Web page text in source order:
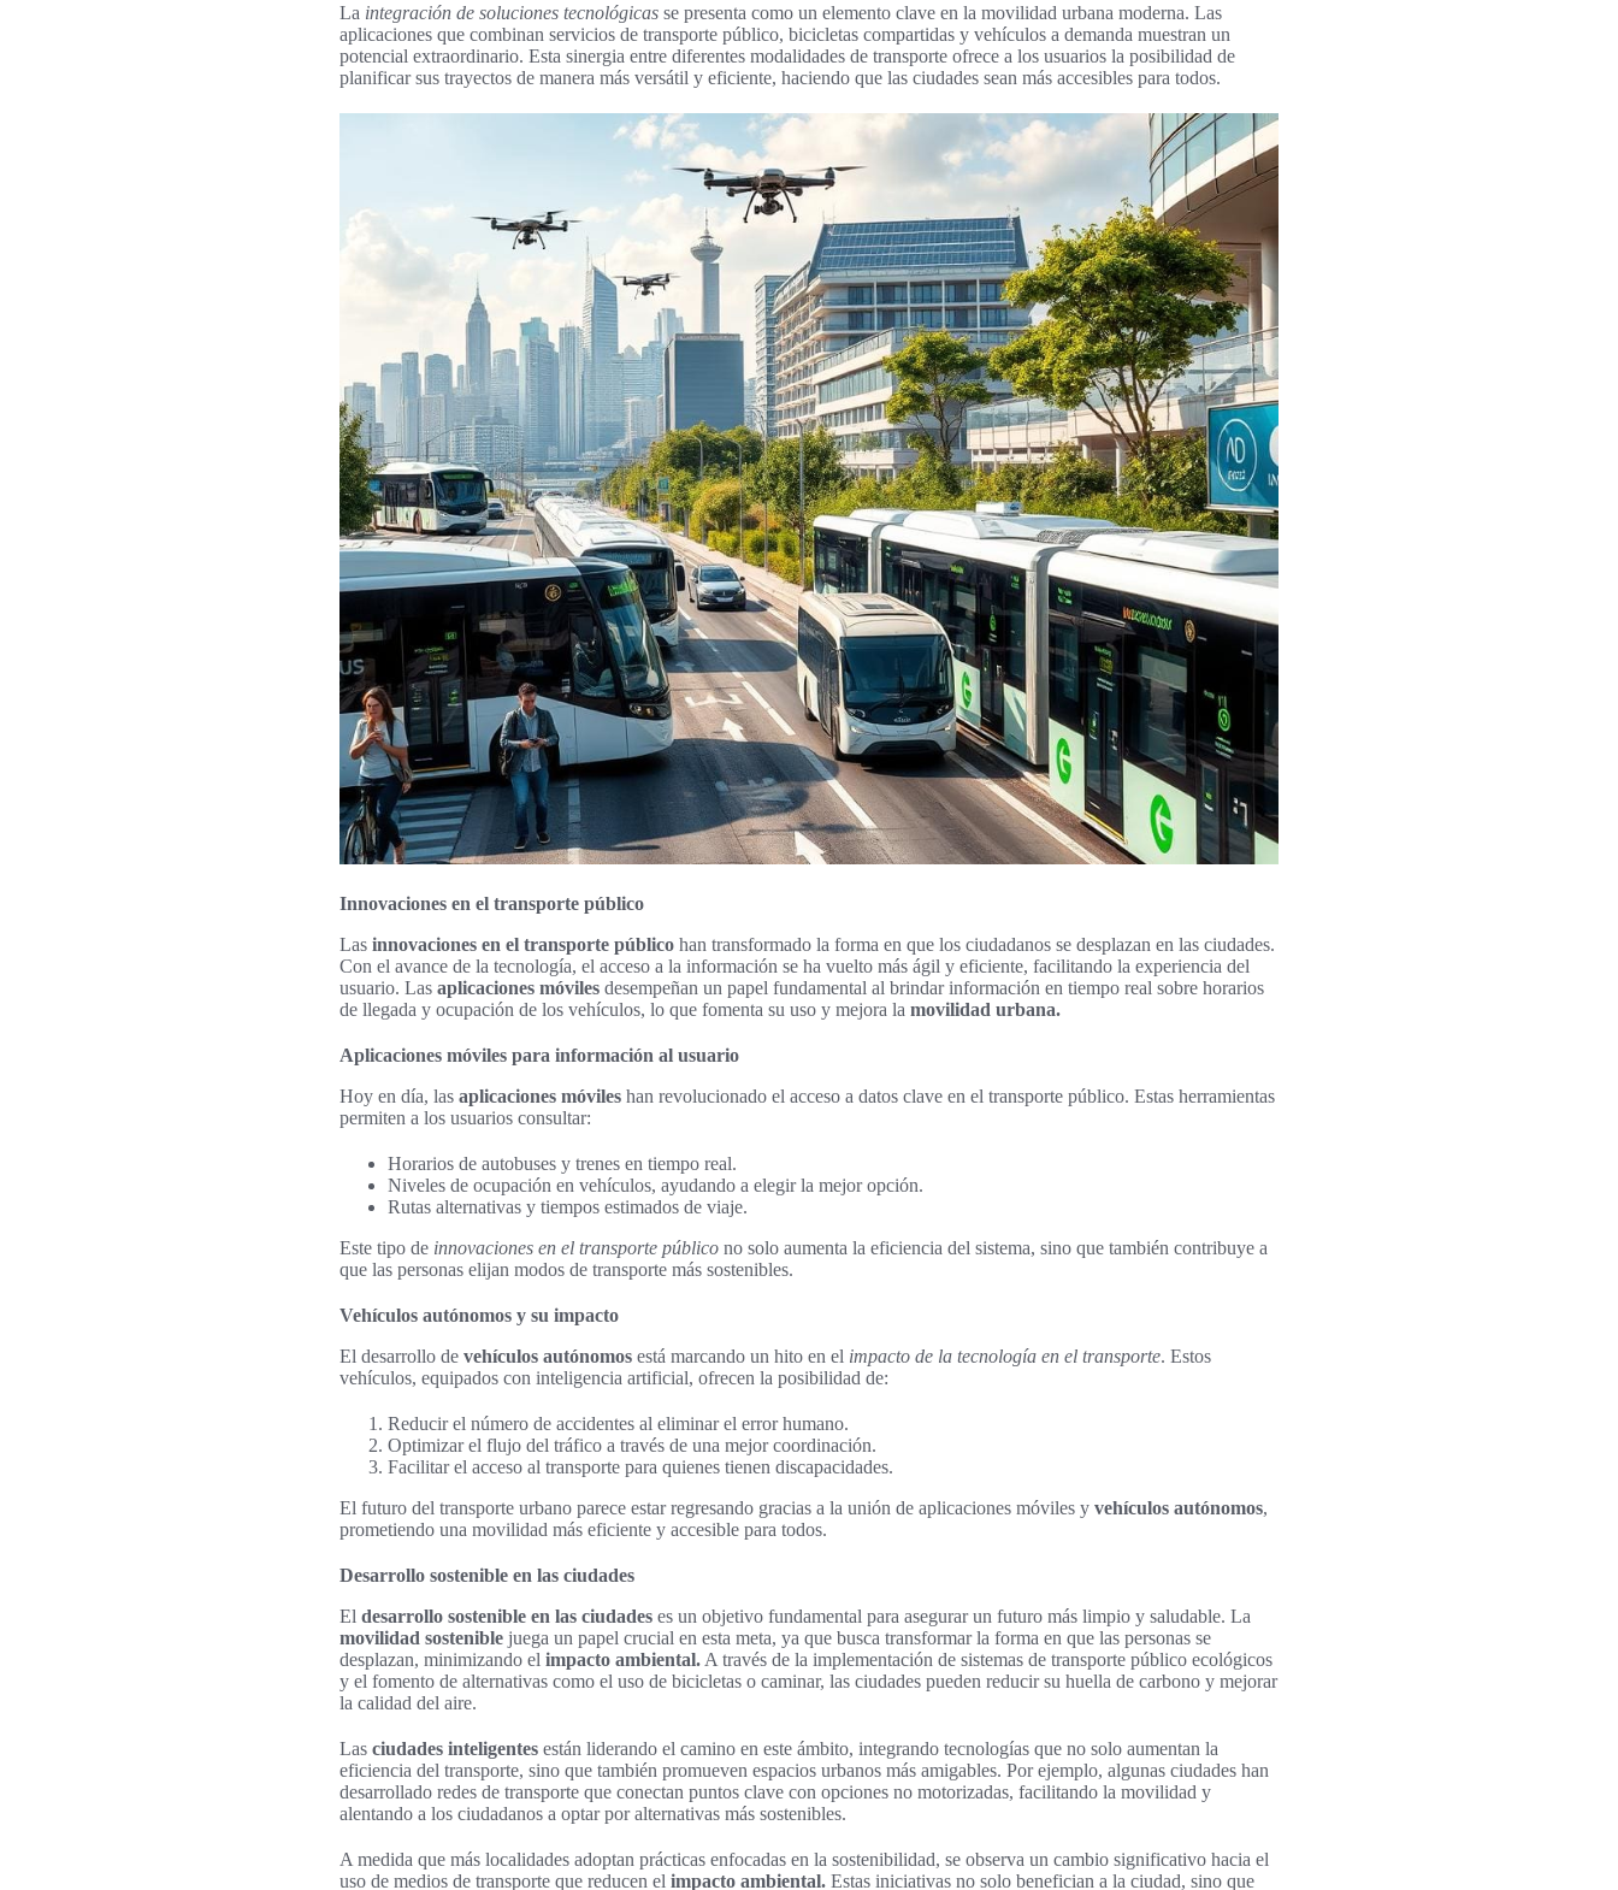
La integración de soluciones tecnológicas se presenta como un elemento clave en la movilidad urbana moderna. Las
aplicaciones que combinan servicios de transporte público, bicicletas compartidas y vehículos a demanda muestran un
potencial extraordinario. Esta sinergia entre diferentes modalidades de transporte ofrece a los usuarios la posibilidad de
planificar sus trayectos de manera más versátil y eficiente, haciendo que las ciudades sean más accesibles para todos.
Innovaciones en el transporte público
Las innovaciones en el transporte público han transformado la forma en que los ciudadanos se desplazan en las ciudades.
Con el avance de la tecnología, el acceso a la información se ha vuelto más ágil y eficiente, facilitando la experiencia del
usuario. Las aplicaciones móviles desempeñan un papel fundamental al brindar información en tiempo real sobre horarios
de llegada y ocupación de los vehículos, lo que fomenta su uso y mejora la movilidad urbana.
Aplicaciones móviles para información al usuario
Hoy en día, las aplicaciones móviles han revolucionado el acceso a datos clave en el transporte público. Estas herramientas
permiten a los usuarios consultar:
Horarios de autobuses y trenes en tiempo real.
Niveles de ocupación en vehículos, ayudando a elegir la mejor opción.
Rutas alternativas y tiempos estimados de viaje.
Este tipo de innovaciones en el transporte público no solo aumenta la eficiencia del sistema, sino que también contribuye a
que las personas elijan modos de transporte más sostenibles.
Vehículos autónomos y su impacto
El desarrollo de vehículos autónomos está marcando un hito en el impacto de la tecnología en el transporte. Estos
vehículos, equipados con inteligencia artificial, ofrecen la posibilidad de:
Reducir el número de accidentes al eliminar el error humano.
Optimizar el flujo del tráfico a través de una mejor coordinación.
Facilitar el acceso al transporte para quienes tienen discapacidades.
El futuro del transporte urbano parece estar regresando gracias a la unión de aplicaciones móviles y vehículos autónomos,
prometiendo una movilidad más eficiente y accesible para todos.
Desarrollo sostenible en las ciudades
El desarrollo sostenible en las ciudades es un objetivo fundamental para asegurar un futuro más limpio y saludable. La
movilidad sostenible juega un papel crucial en esta meta, ya que busca transformar la forma en que las personas se
desplazan, minimizando el impacto ambiental. A través de la implementación de sistemas de transporte público ecológicos
y el fomento de alternativas como el uso de bicicletas o caminar, las ciudades pueden reducir su huella de carbono y mejorar
la calidad del aire.
Las ciudades inteligentes están liderando el camino en este ámbito, integrando tecnologías que no solo aumentan la
eficiencia del transporte, sino que también promueven espacios urbanos más amigables. Por ejemplo, algunas ciudades han
desarrollado redes de transporte que conectan puntos clave con opciones no motorizadas, facilitando la movilidad y
alentando a los ciudadanos a optar por alternativas más sostenibles.
A medida que más localidades adoptan prácticas enfocadas en la sostenibilidad, se observa un cambio significativo hacia el
uso de medios de transporte que reducen el impacto ambiental. Estas iniciativas no solo benefician a la ciudad, sino que